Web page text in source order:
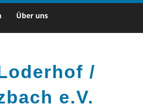
Über uns
/
e.V.